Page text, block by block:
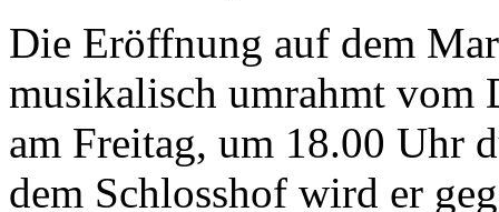
Die Eröffnung auf dem
musikalisch umrahmt vom
am Freitag, um 18.00 Uhr
dem Schlosshof wird er